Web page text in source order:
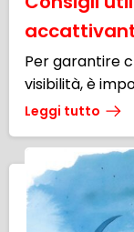
Per garantire
visibilità, è
Leggi tutto